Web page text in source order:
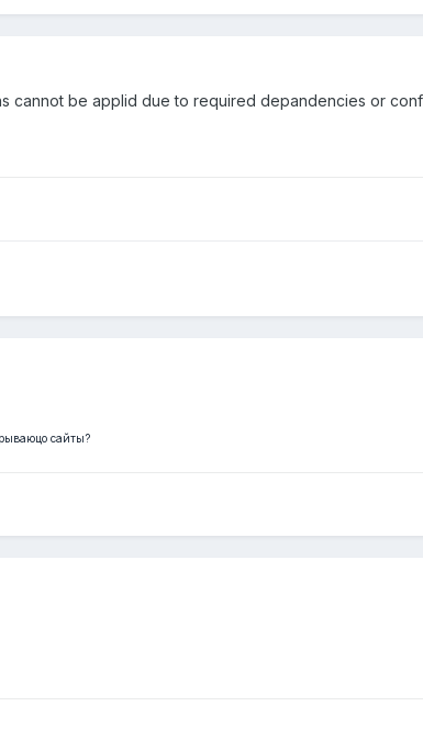
cannot be applid due to required depandencies or
сайты?